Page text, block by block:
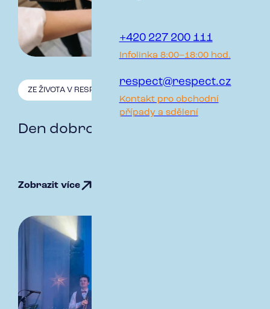
+420 227 200 111
Infolinka 8:00–18:00 hod.
respect@respect.cz
Kontakt pro obchodní
případy a sdělení
ZE ŽIVOTA V RESPECT 5.12. 2025
Den dobrovolnictví
Zobrazit více